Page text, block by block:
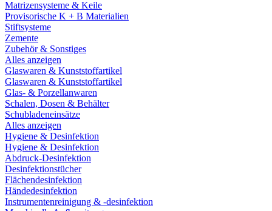
Matrizensysteme & Keile
Provisorische K + B Materialien
Stiftsysteme
Zemente
Zubehör & Sonstiges
Alles anzeigen
Glaswaren & Kunststoffartikel
Glaswaren & Kunststoffartikel
Glas- & Porzellanwaren
Schalen, Dosen & Behälter
Schubladeneinsätze
Alles anzeigen
Hygiene & Desinfektion
Hygiene & Desinfektion
Abdruck-Desinfektion
Desinfektionstücher
Flächendesinfektion
Händedesinfektion
Instrumentenreinigung & -desinfektion